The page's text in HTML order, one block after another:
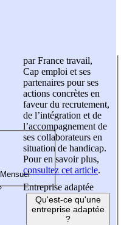
par France travail,
Cap emploi et ses
partenaires pour ses
actions concrètes en
faveur du recrutement,
de l’intégration et de
l’accompagnement de
ses collaborateurs en
situation de handicap.
Pour en savoir plus,
consultez cet article.
Entreprise adaptée
Qu'est-ce qu'une
entreprise adaptée
?